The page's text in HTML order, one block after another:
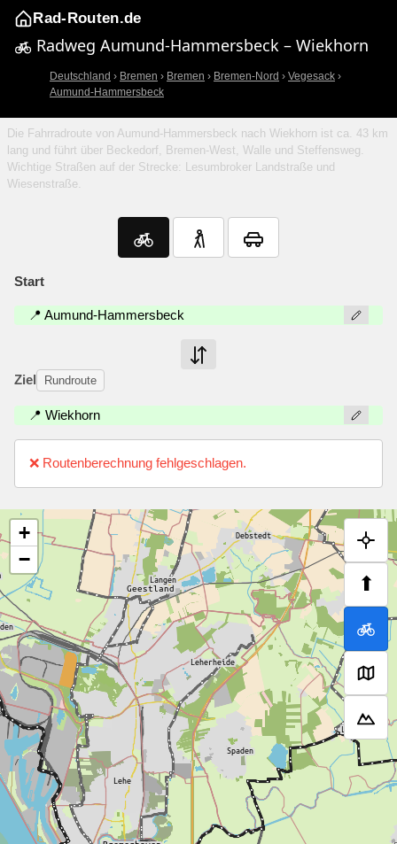
Rad-Routen.de
Radweg Aumund-Hammersbeck – Wiekhorn
Deutschland › Bremen › Bremen › Bremen-Nord › Vegesack ›
Aumund-Hammersbeck
Die Fahrradroute von Aumund-Hammersbeck nach Wiekhorn ist ca. 43 km
lang und führt über Beckedorf, Bremen-West, Walle und Steffensweg.
Wichtige Straßen auf der Strecke: Lesumbroker Landstraße und
Wiesenstraße.
Start
📍 Aumund-Hammersbeck
Ziel Rundroute
📍 Wiekhorn
❌ Routenberechnung fehlgeschlagen.
⬆
+
−